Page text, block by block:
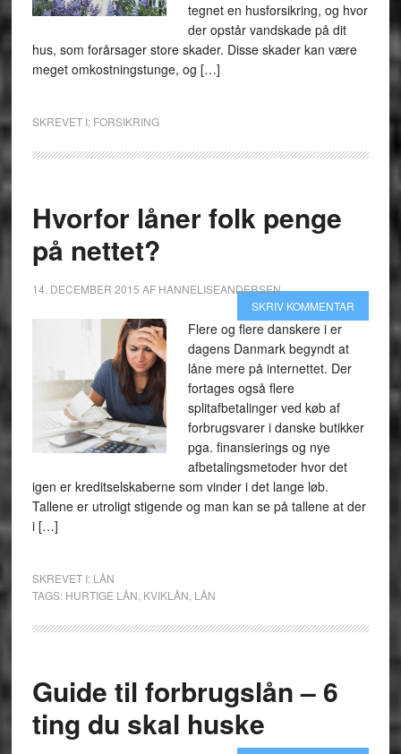
tegnet en husforsikring, og hvor
der opstår vandskade på dit
hus, som forårsager store skader. Disse skader kan være
meget omkostningstunge, og […]
SKREVET I: FORSIKRING
Hvorfor låner folk penge
på nettet?
14. DECEMBER 2015 AF HANNELISEANDERSEN
SKRIV KOMMENTAR
Flere og flere danskere i er
dagens Danmark begyndt at
låne mere på internettet. Der
fortages også flere
splitafbetalinger ved køb af
forbrugsvarer i danske butikker
pga. finansierings og nye
afbetalingsmetoder hvor det
igen er kreditselskaberne som vinder i det lange løb.
Tallene er utroligt stigende og man kan se på tallene at der
i […]
SKREVET I: LÅN
TAGS: HURTIGE LÅN KVIKLÅN LÅN
Guide til forbrugslån – 6
ting du skal huske